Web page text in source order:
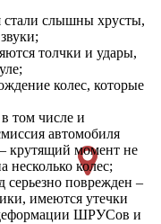
стали слышны хрусты,
толчки и удары,
колес, которые
том числе и
автомобиля
– крутящий момент не
несколько колес;
серьезно поврежден –
имеются утечки
деформации ШРУСов и